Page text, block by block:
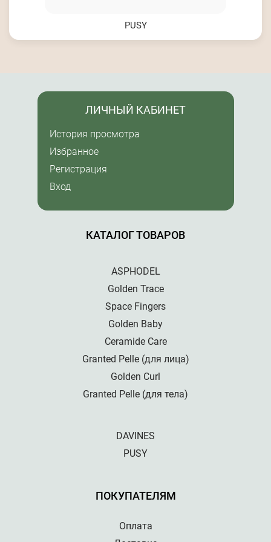
PUSY
КАТАЛОГ ТОВАРОВ
ASPHODEL
Golden Trace
Space Fingers
Golden Baby
Ceramide Care
Granted Pelle (для лица)
Golden Curl
Granted Pelle (для тела)
DAVINES
PUSY
ПОКУПАТЕЛЯМ
Оплата
ЛИЧНЫЙ КАБИНЕТ
История просмотра
Избранное
Регистрация
Вход